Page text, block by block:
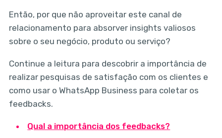
Então, por que não aproveitar este canal de
relacionamento para absorver insights valiosos
sobre o seu negócio, produto ou serviço?
Continue a leitura para descobrir a importância de
realizar pesquisas de satisfação com os clientes e
como usar o WhatsApp Business para coletar os
feedbacks.
Qual a importância dos feedbacks?